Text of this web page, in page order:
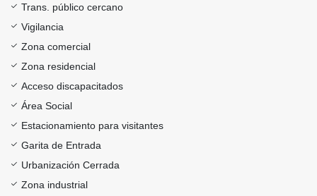
Trans. público cercano
Vigilancia
Zona comercial
Zona residencial
Acceso discapacitados
Área Social
Estacionamiento para visitantes
Garita de Entrada
Urbanización Cerrada
Zona industrial